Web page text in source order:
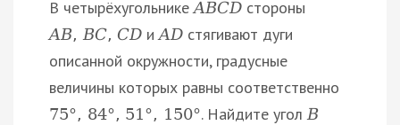
В четырёхугольникеABCD стороны
AB, BC, CD иAD стягивают дуги
описанной окружности, градусные
величины которых равны соответственно
75°, 84°, 51 °, 150°. Найдите уголB